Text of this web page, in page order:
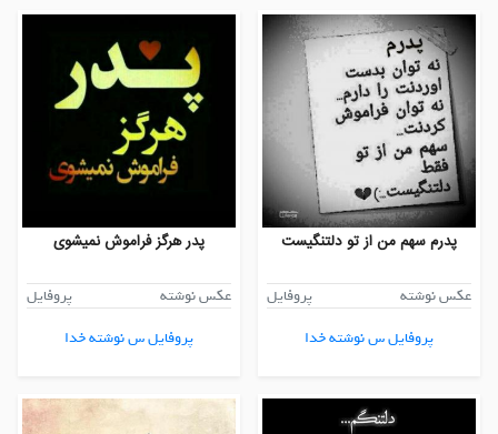
پدرم سهم من از تو دلتنگیست
عکس نوشته
پروفایل
پروفایل س نوشته خدا
پدر هرگز فراموش نمیشوی
عکس نوشته
پروفایل
پروفایل س نوشته خدا